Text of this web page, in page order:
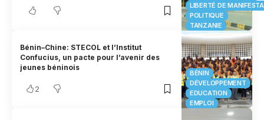
LIBERTÉ DE
POLITIQUE
TANZANIE
BÉNIN
DÉVELOPPEMENT
EDUCATION
EMPLOI
Bénin–Chine: STECOL et l’Institut
Confucius, un pacte pour l’avenir des
jeunes béninois
2